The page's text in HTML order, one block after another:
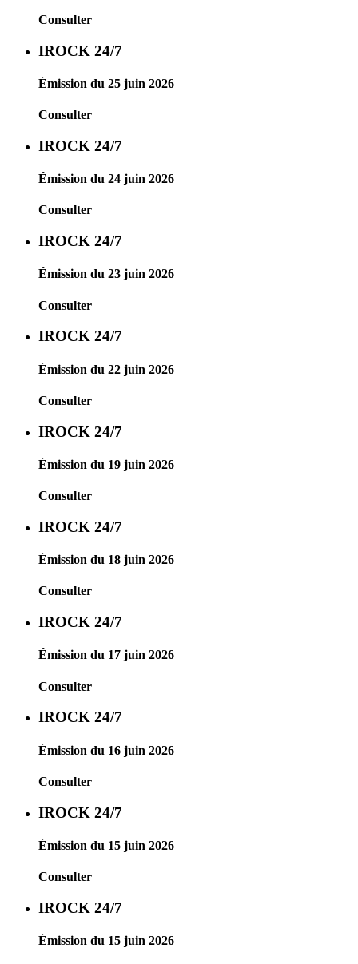
Consulter
IROCK 24/7
Émission du 25 juin 2026
Consulter
IROCK 24/7
Émission du 24 juin 2026
Consulter
IROCK 24/7
Émission du 23 juin 2026
Consulter
IROCK 24/7
Émission du 22 juin 2026
Consulter
IROCK 24/7
Émission du 19 juin 2026
Consulter
IROCK 24/7
Émission du 18 juin 2026
Consulter
IROCK 24/7
Émission du 17 juin 2026
Consulter
IROCK 24/7
Émission du 16 juin 2026
Consulter
IROCK 24/7
Émission du 15 juin 2026
Consulter
IROCK 24/7
Émission du 15 juin 2026